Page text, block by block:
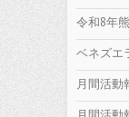
令和8年
ベネズ
月間活動